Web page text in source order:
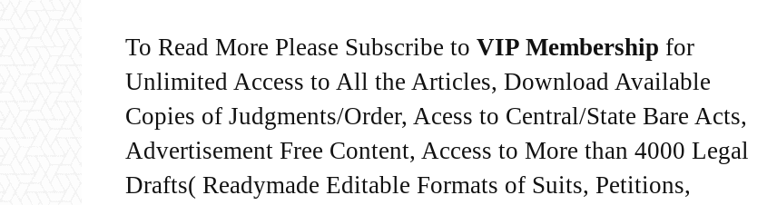
To Read More Please Subscribe to VIP Membership for
Unlimited Access to All the Articles, Download Available
Copies of Judgments/Order, Acess to Central/State Bare Acts,
Advertisement Free Content, Access to More than 4000 Legal
Drafts( Readymade Editable Formats of Suits, Petitions,